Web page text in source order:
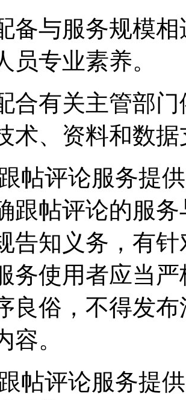
备与服务规模
员专业素养。
合有关主管部
术、资料和数
帖评论服务提
跟帖评论的服
告知义务，有
务使用者应当
良俗，不得发
容。
帖评论服务提